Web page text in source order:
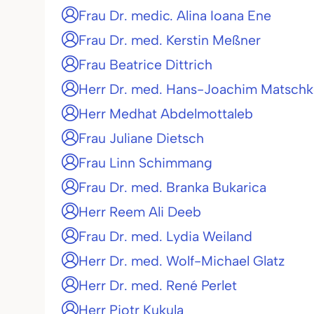
Frau Dr. medic. Alina Ioana Ene
Frau Dr. med. Kerstin Meßner
Frau Beatrice Dittrich
Herr Dr. med. Hans-Joachim
Herr Medhat Abdelmottaleb
Frau Juliane Dietsch
Frau Linn Schimmang
Frau Dr. med. Branka Bukarica
Herr Reem Ali Deeb
Frau Dr. med. Lydia Weiland
Herr Dr. med. Wolf-Michael Glatz
Herr Dr. med. René Perlet
Herr Piotr Kukula